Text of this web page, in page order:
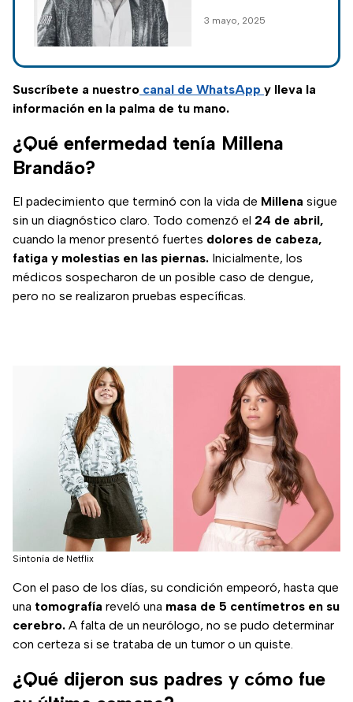
anónimo que recibió
Rastreadoras de
Ciudad Obregón.
3 mayo, 2025
Suscríbete a nuestro canal de WhatsApp y lleva la
información en la palma de tu mano.
¿Qué enfermedad tenía Millena
Brandão?
El padecimiento que terminó con la vida de Millena sigue
sin un diagnóstico claro. Todo comenzó el 24 de abril,
cuando la menor presentó fuertes dolores de cabeza,
fatiga y molestias en las piernas. Inicialmente, los
médicos sospecharon de un posible caso de dengue,
pero no se realizaron pruebas específicas.
Sintonía de Netflix
Con el paso de los días, su condición empeoró, hasta que
una tomografía reveló una masa de 5 centímetros en su
cerebro. A falta de un neurólogo, no se pudo determinar
con certeza si se trataba de un tumor o un quiste.
¿Qué dijeron sus padres y cómo fue